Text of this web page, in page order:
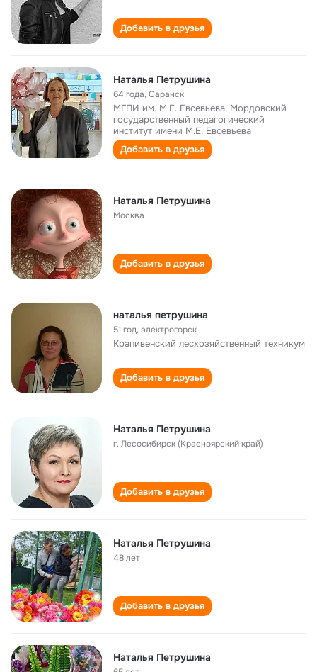
Добавить в друзья
Наталья Петрушина
64 года,Саранск
МГПИ им. М.Е. Евсевьева, Мордовский
государственный педагогический
институт имени М.Е. Евсевьева
Добавить в друзья
Наталья Петрушина
Москва
Добавить в друзья
наталья петрушина
51 год,электрогорск
Крапивенский лесхозяйственный техникум
Добавить в друзья
Наталья Петрушина
г. Лесосибирск (Красноярский край)
Добавить в друзья
Наталья Петрушина
48 лет
Добавить в друзья
Наталья Петрушина